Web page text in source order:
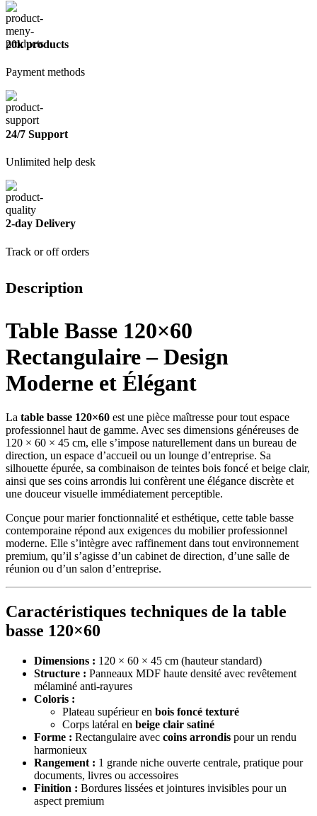
20k products
Payment methods
24/7 Support
Unlimited help desk
2-day Delivery
Track or off orders
Description
Table Basse 120×60
Rectangulaire – Design
Moderne et Élégant
La table basse 120×60 est une pièce maîtresse pour tout espace
professionnel haut de gamme. Avec ses dimensions généreuses de
120 × 60 × 45 cm, elle s’impose naturellement dans un bureau de
direction, un espace d’accueil ou un lounge d’entreprise. Sa
silhouette épurée, sa combinaison de teintes bois foncé et beige clair,
ainsi que ses coins arrondis lui confèrent une élégance discrète et
une douceur visuelle immédiatement perceptible.
Conçue pour marier fonctionnalité et esthétique, cette table basse
contemporaine répond aux exigences du mobilier professionnel
moderne. Elle s’intègre avec raffinement dans tout environnement
premium, qu’il s’agisse d’un cabinet de direction, d’une salle de
réunion ou d’un salon d’entreprise.
Caractéristiques techniques de la table
basse 120×60
Dimensions : 120 × 60 × 45 cm (hauteur standard)
Structure : Panneaux MDF haute densité avec revêtement
mélaminé anti-rayures
Coloris :
Plateau supérieur en bois foncé texturé
Corps latéral en beige clair satiné
Forme : Rectangulaire avec coins arrondis pour un rendu
harmonieux
Rangement : 1 grande niche ouverte centrale, pratique pour
documents, livres ou accessoires
Finition : Bordures lissées et jointures invisibles pour un
aspect premium